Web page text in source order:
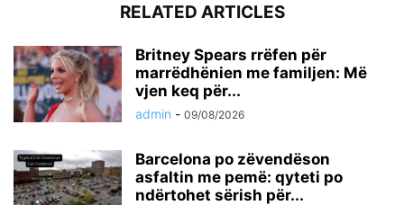
RELATED ARTICLES
Britney Spears rrëfen për
marrëdhënien me familjen: Më
vjen keq për...
admin - 09/08/2026
Barcelona po zëvendëson
asfaltin me pemë: qyteti po
ndërtohet sërish për...